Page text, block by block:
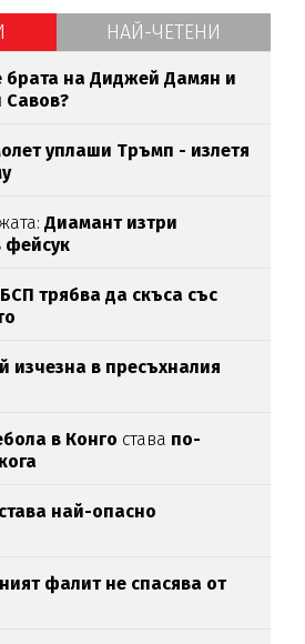
НАЙ-ЧЕТЕНИ
брата на Диджей Дамян и
Савов?
уплаши Тръмп - излетя
Диамант изтри
фейсук
трябва да скъса със
изчезна в пресъхналия
в Конго става по-
най-опасно
фалит не спасява от